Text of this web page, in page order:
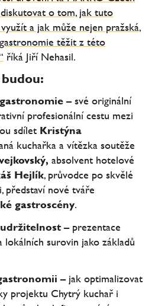
o tom, jak tuto
a jak může nejen pražská,
těžit z této
říká Jiří Nehasil.
– své originální
profesionální cestu mezi
sdílet Kristýna
kuchařka a vítězka soutěže
absolvent hotelové
Hejlík, průvodce po skvělé
představí nové tváře
gastroscény.
– prezentace
surovin jako základů
– jak optimalizovat
projektu Chytrý kuchař i